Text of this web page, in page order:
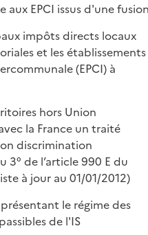
aux EPCI issus d'une
impôts directs locaux
et les établissements
(EPCI) à
hors Union
la France un traité
discrimination
de l’article 990 E du
à jour au 01/01/2012)
le régime des
de l'IS